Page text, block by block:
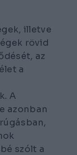
illetve
rövid
az
a
A
azonban
szólt a